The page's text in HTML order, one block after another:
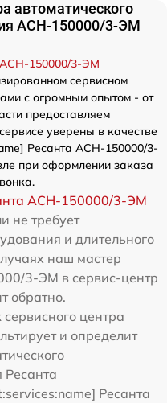
автоматического
АСН-150000/3-ЭМ
АСН-150000/3-ЭМ
сервисном
с огромным опытом - от
предоставляем
уверены в качестве
Ресанта АСН-150000/3-
при оформлении заказа
АСН-150000/3-ЭМ
не требует
и длительного
наш мастер
3-ЭМ в сервис-центр
обратно.
центра
и определит
Ресанта
Ресанта